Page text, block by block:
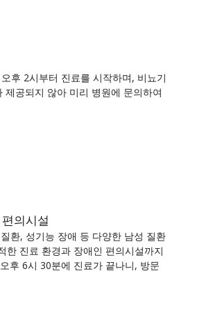
후 2시부터 진료를 시작하며, 비뇨기
공되지 않아 미리 병원에 문의하여
의시설
환, 성기능 장애 등 다양한 남성 질환
한 진료 환경과 장애인 편의시설까지
후 6시 30분에 진료가 끝나니, 방문